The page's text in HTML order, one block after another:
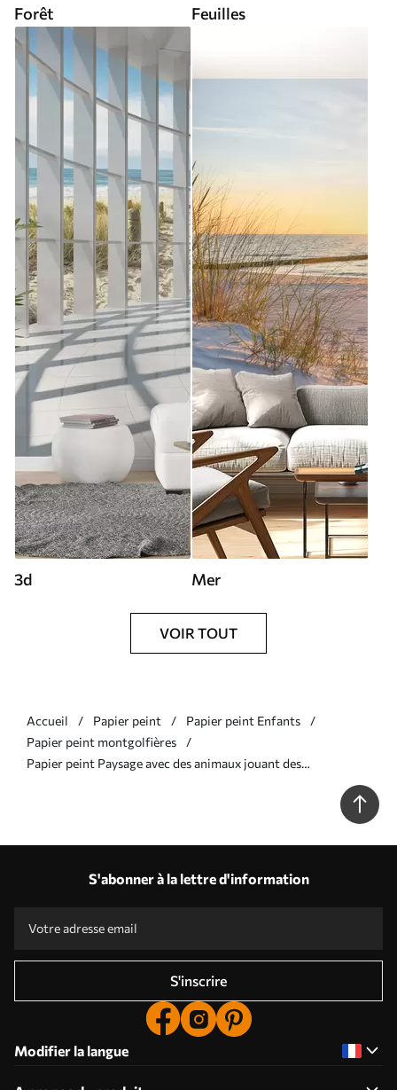
Forêt Feuilles
3d Mer
VOIR TOUT
Accueil Papier peint
Papier peint Enfants
Papier peint montgolfières
Papier peint Paysage avec des animaux jouant des
S'abonner à la lettre d'information
S'inscrire
Modifier la langue